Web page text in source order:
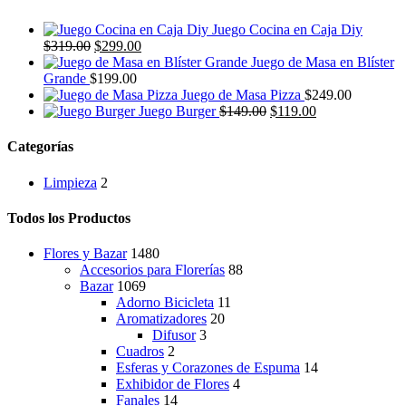
$169.00.
$149.00.
Juego Cocina en Caja Diy
$319.00 El
precio
original
era:
$319.00.
$299.00El
precio
es:
$299.00.
Juego de Masa en Blíster
Grande $199.00
Juego de Masa Pizza $249.00
Juego Burger $149.00 El
$119.00El
Categorías
Limpieza 2
Todos los Productos
Flores y Bazar 1480
Accesorios para Florerías 88
Bazar 1069
Adorno Bicicleta 11
Aromatizadores 20
Difusor 3
Cuadros 2
Esferas y Corazones de Espuma 14
Exhibidor de Flores 4
Fanales 14